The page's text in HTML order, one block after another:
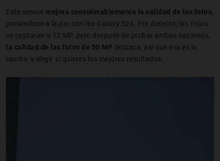
Este sensor mejora considerablemente la calidad de las fotos,
poniéndose a la par con los Galaxy S24. Por defecto, las fotos
se capturan a 12 MP, pero después de probar ambas opciones,
la calidad de las fotos de 50 MP destaca, así que esa es la
opción a elegir si quieres los mejores resultados.